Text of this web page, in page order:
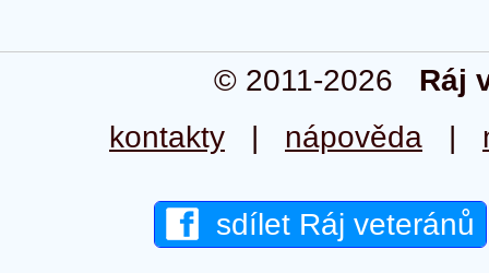
© 2011-2026 Ráj
kontakty | nápověda |
sdílet Ráj veteránů